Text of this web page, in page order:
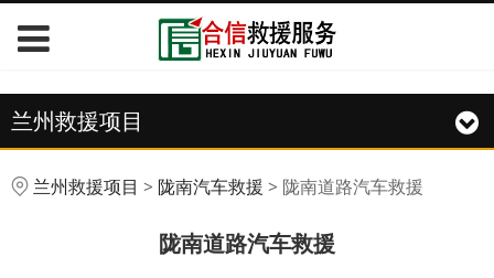
兰州救援项目
陇南道路汽车救援
兰州救援项目 > 陇南汽车救援 > 陇南道路汽车救援
陇南道路汽车救援